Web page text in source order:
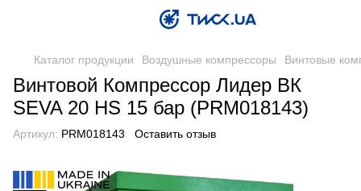
Каталог продукции Воздушные компрессоры Винтовые
Винтовой Компрессор Лидер ВК
SEVA 20 HS 15 бар (PRM018143)
Артикул: PRM018143 Оставить отзыв